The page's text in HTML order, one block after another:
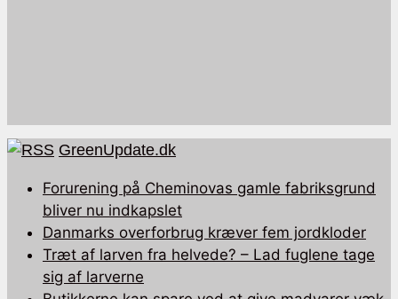
GreenUpdate.dk
Forurening på Cheminovas gamle fabriksgrund
bliver nu indkapslet
Danmarks overforbrug kræver fem jordkloder
Træt af larven fra helvede? – Lad fuglene tage
sig af larverne